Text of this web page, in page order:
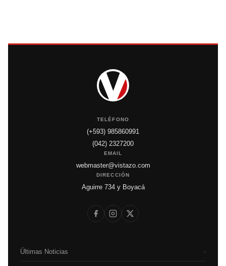
TELÉFONO
(+593) 985860991
(042) 2327200
EMAIL
webmaster@vistazo.com
DIRECCIÓN
Aguirre 734 y Boyacá
Últimas Noticias ›